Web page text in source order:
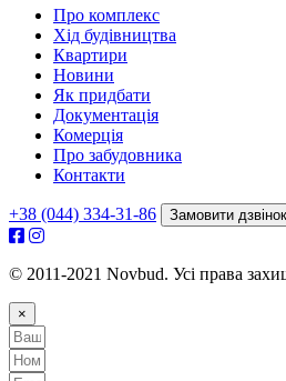
Про комплекс
Хід будівництва
Квартири
Новини
Як придбати
Документація
Комерція
Про забудовника
Контакти
+38 (044) 334-31-86 Замовити дзвінок
© 2011-2021 Novbud. Усі права
×